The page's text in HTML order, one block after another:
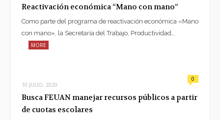
Reactivación económica “Mano con mano”
Como parte del programa de reactivación económica «Mano
con mano», la Secretaría del Trabajo, Productividad…
MORE
10 JULIO, 2020
0
Busca FEUAN manejar recursos públicos a partir
de cuotas escolares